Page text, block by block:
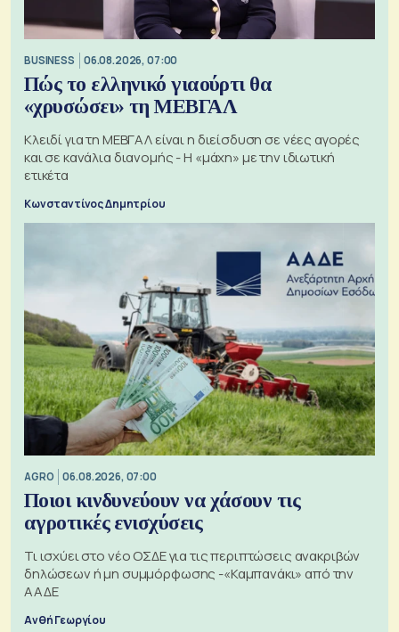
BUSINESS 06.08.2026, 07:00
Πώς το ελληνικό γιαούρτι θα
«χρυσώσει» τη ΜΕΒΓΑΛ
Κλειδί για τη ΜΕΒΓΑΛ είναι η διείσδυση σε νέες αγορές
και σε κανάλια διανομής - Η «μάχη» με την ιδιωτική
ετικέτα
Κωνσταντίνος Δημητρίου
AGRO 06.08.2026, 07:00
Ποιοι κινδυνεύουν να χάσουν τις
αγροτικές ενισχύσεις
Τι ισχύει στο νέο ΟΣΔΕ για τις περιπτώσεις ανακριβών
δηλώσεων ή μη συμμόρφωσης -«Καμπανάκι» από την
ΑΑΔΕ
Ανθή Γεωργίου